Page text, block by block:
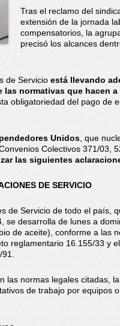
Tras el reclamo del
extensión de la jornada
compensatorios, la
precisó los alcances
de Servicio está llevando
normativas que hacen
obligatoriedad del pago de
Unidos , que
Colectivos 371/03,
las siguientes
DE SERVICIO
de Servicio de todo el país,
se desarrolla de lunes a
de aceite), conforme a las
reglamentario 16.155/33 y
las normas legales citadas,
de trabajo por equipos